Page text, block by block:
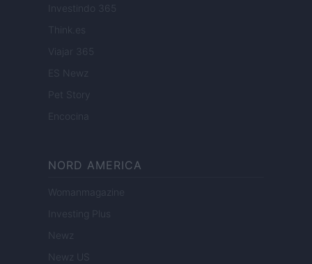
Investindo 365
Think.es
Viajar 365
ES Newz
Pet Story
Encocina
NORD AMERICA
Womanmagazine
Investing Plus
Newz
Newz US